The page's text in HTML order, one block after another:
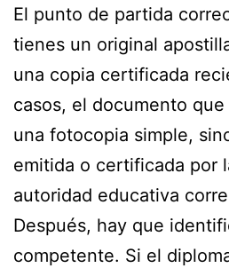
El punto de partida
tienes un original
una copia certificada
casos, el documento
una fotocopia simple,
emitida o certificada por
autoridad educativa
Después, hay que
competente. Si el